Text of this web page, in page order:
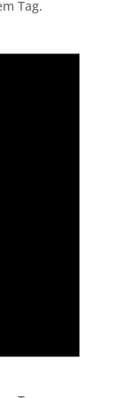
Tag.